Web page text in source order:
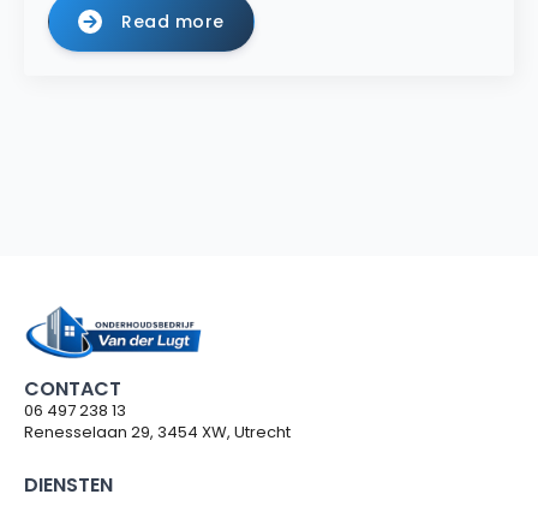
Read more
CONTACT
06 497 238 13
Renesselaan 29, 3454 XW, Utrecht
DIENSTEN